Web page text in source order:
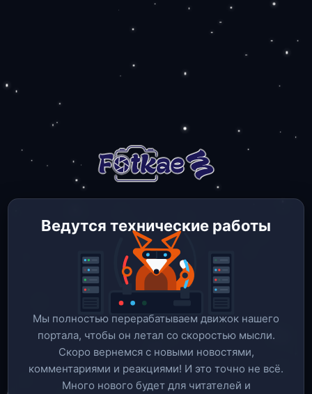
Ведутся технические работы
Мы полностью перерабатываем движок нашего
портала, чтобы он летал со скоростью мысли.
Скоро вернемся c новыми новостями,
комментариями и реакциями! И это точно не всё.
Много нового будет для читателей и